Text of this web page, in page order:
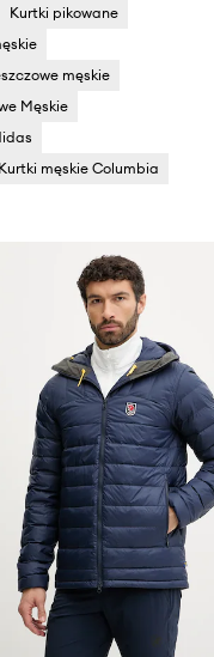
Kurtki pikowane
męskie
Męskie
Kurtki męskie Columbia